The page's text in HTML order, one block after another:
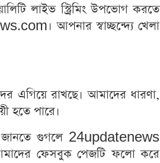
লাইভ স্ট্রিমিং উপভোগ করতে
আপনার স্বাচ্ছন্দ্যে খেলা
এগিয়ে রাখছে। আমাদের ধারণা,
হতে পারে।
জানতে গুগলে 24updatenews
ফেসবুক পেজটি ফলো করে